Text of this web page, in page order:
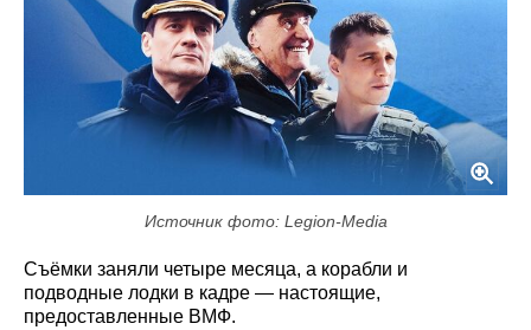
Источник фото: Legion-Media
Съёмки заняли четыре месяца, а корабли и
подводные лодки в кадре — настоящие,
предоставленные ВМФ.